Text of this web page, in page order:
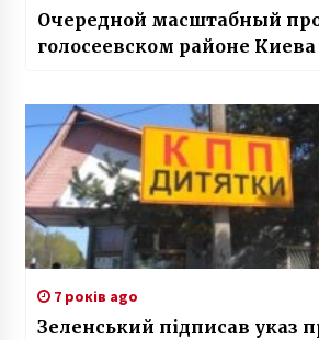
Очередной масштабный
голосеевском районе Киева
7 років ago
Зеленський підписав указ